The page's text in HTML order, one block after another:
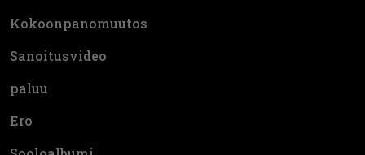
Kokoonpanomuutos
Sanoitusvideo
paluu
Ero